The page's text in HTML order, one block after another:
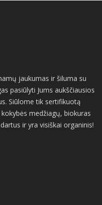
jaukumas ir šiluma su
pasiūlyti Jums aukščiausios
Siūlome tik sertifikuotą
medžiagų, biokuras
ir yra visiškai organinis!